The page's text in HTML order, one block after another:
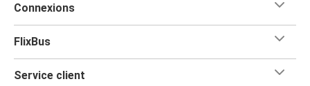
Connexions
FlixBus
Service client